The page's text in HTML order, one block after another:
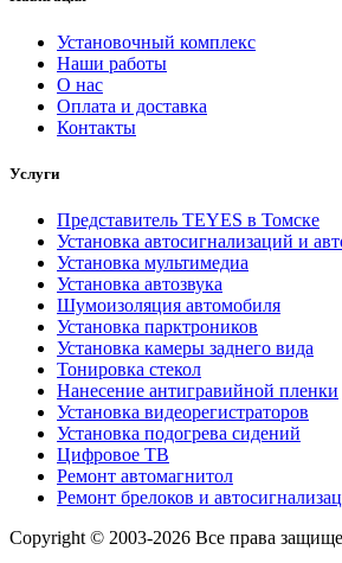
Установочный комплекс
Наши работы
О нас
Оплата и доставка
Контакты
Услуги
Представитель TEYES в Томске
Установка автосигнализаций и
Установка мультимедиа
Установка автозвука
Шумоизоляция автомобиля
Установка парктроников
Установка камеры заднего вида
Тонировка стекол
Нанесение антигравийной пленки
Установка видеорегистраторов
Установка подогрева сидений
Цифровое ТВ
Ремонт автомагнитол
Ремонт брелоков и
Copyright © 2003-2026 Все права